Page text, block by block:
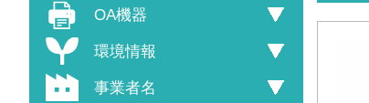
OA機器
環境情報
事業者名